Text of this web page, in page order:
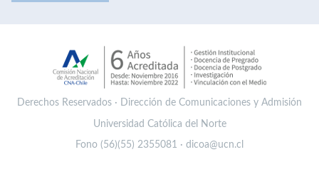
Derechos Reservados · Dirección de Comunicaciones y Admisión
Universidad Católica del Norte
Fono (56)(55) 2355081 · dicoa@ucn.cl